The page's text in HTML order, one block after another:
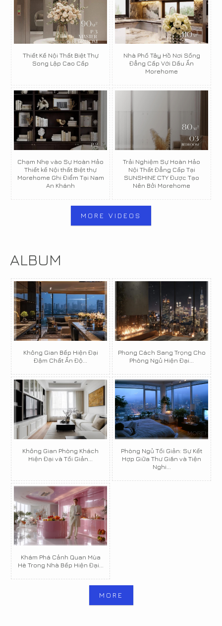
Thiết Kế Nội Thất Biệt Thự
Song Lập Cao Cấp
Nhà Phố Tây Hồ Nơi Sống
Đẳng Cấp Với Dấu Ấn
Morehome
Chạm Nhẹ vào Sự Hoàn Hảo
Thiết kế Nội thất Biệt thự
Morehome Ghi Điểm Tại Nam
An Khánh
Trải Nghiệm Sự Hoàn Hảo
Nội Thất Đẳng Cấp Tại
SUNSHINE CTY Được Tạo
Nên Bởi Morehome
MORE VIDEOS
ALBUM
Không Gian Bếp Hiện Đại
Đậm Chất Ấn Độ...
Phong Cách Sang Trọng Cho
Phòng Ngủ Hiện Đại...
Không Gian Phòng Khách
Hiện Đại và Tối Giản...
Phòng Ngủ Tối Giản: Sự Kết
Hợp Giữa Thư Giãn và Tiện
Nghi...
Khám Phá Cảnh Quan Mùa
Hè Trong Nhà Bếp Hiện Đại...
MORE